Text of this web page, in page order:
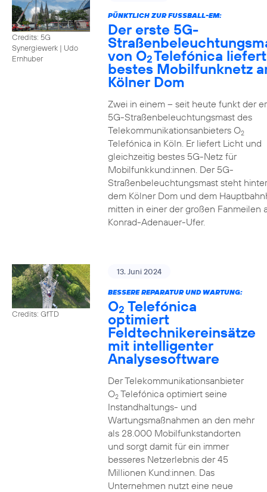
Credits: 5G
Synergiewerk | Udo
Ernhuber
PÜNKTLICH ZUR FUSSBALL-EM:
Der erste 5G-
von O2Telefónica liefert
bestes Mobilfunknetz
Kölner Dom
Zwei in einem – seit heute funkt der
5G-Straßenbeleuchtungsmast des
Telekommunikationsanbieters O2
Telefónica in Köln. Er liefert Licht und
gleichzeitig bestes 5G-Netz für
Mobilfunkkund:innen. Der 5G-
Straßenbeleuchtungsmast steht hinter
dem Kölner Dom und dem
mitten in einer der großen Fanmeilen
Konrad-Adenauer-Ufer.
Credits: GfTD
13. Juni 2024
BESSERE REPARATUR UND WARTUNG:
O2 Telefónica
optimiert
Feldtechnikereinsätze
mit intelligenter
Analysesoftware
Der Telekommunikationsanbieter
O2Telefónica optimiert seine
Instandhaltungs- und
Wartungsmaßnahmen an den mehr
als 28.000 Mobilfunkstandorten
und sorgt damit für ein immer
besseres Netzerlebnis der 45
Millionen Kund:innen. Das
Unternehmen nutzt eine neue